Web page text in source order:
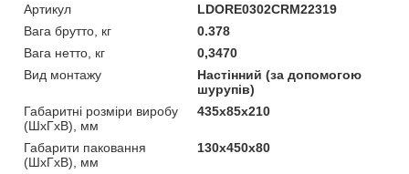
Артикул
LDORE0302CRM22319
Вага брутто, кг
0.378
Вага нетто, кг
0,3470
Вид монтажу
Настінний (за допомогою
шурупів)
Габаритні розміри виробу
(ШхГхВ), мм
435х85х210
Габарити паковання
(ШхГхВ), мм
130х450х80